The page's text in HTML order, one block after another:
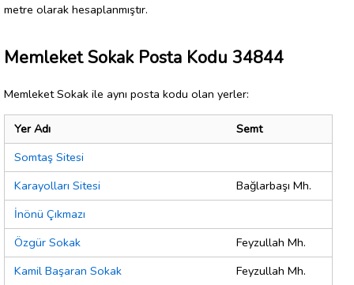
metre olarak hesaplanmıştır.
Memleket Sokak Posta Kodu 34844
Memleket Sokak ile aynı posta kodu olan yerler:
Yer Adı
Semt
Somtaş Sitesi
Karayolları Sitesi
Bağlarbaşı Mh.
İnönü Çıkmazı
Özgür Sokak
Feyzullah Mh.
Kamil Başaran Sokak
Feyzullah Mh.